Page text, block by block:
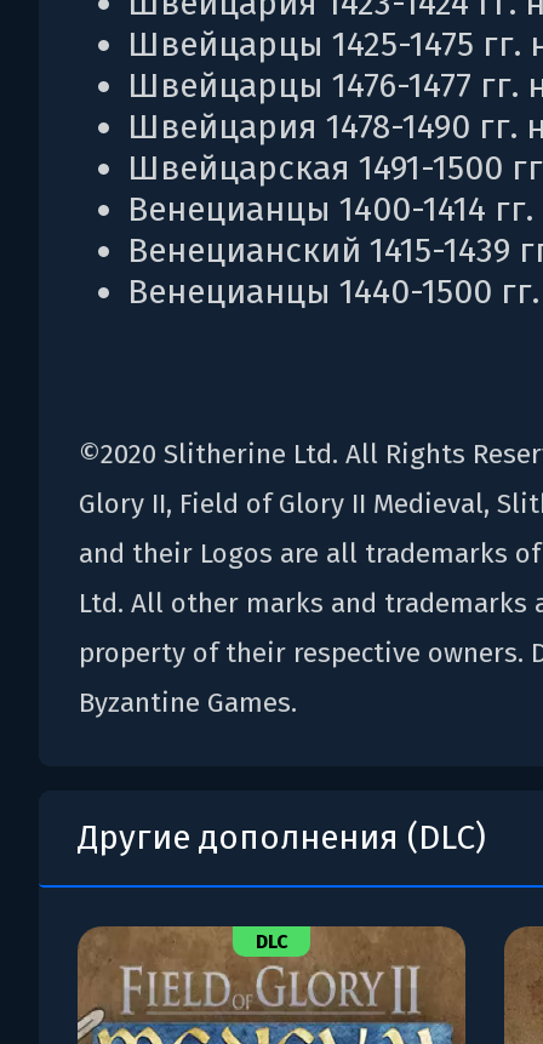
Швейцарцы 1425-1475 гг.
Швейцарцы 1476-1477 гг.
Швейцария 1478-1490 гг.
Швейцарская 1491-1500
Венецианцы 1400-1414 гг.
Венецианский 1415-1439
Венецианцы 1440-1500
©2020 Slitherine Ltd. All Rights
Glory II, Field of Glory II Medieval,
and their Logos are all trademarks
Ltd. All other marks and trademarks
property of their respective owners.
Byzantine Games.
Другие дополнения (DLC)
DLC